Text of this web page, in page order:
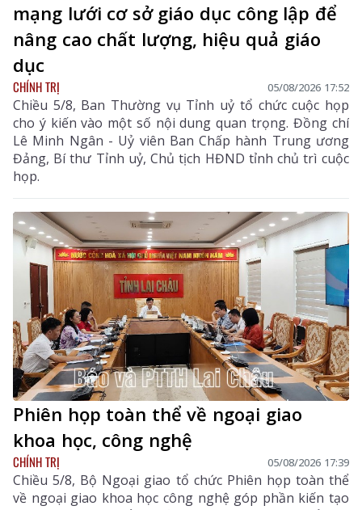
mạng lưới cơ sở giáo dục công lập để
nâng cao chất lượng, hiệu quả giáo
dục
CHÍNH TRỊ 05/08/2026 17:52
Chiều 5/8, Ban Thường vụ Tỉnh uỷ tổ chức cuộc họp
cho ý kiến vào một số nội dung quan trọng. Đồng chí
Lê Minh Ngân - Uỷ viên Ban Chấp hành Trung ương
Đảng, Bí thư Tỉnh uỷ, Chủ tịch HĐND tỉnh chủ trì cuộc
họp.
Phiên họp toàn thể về ngoại giao
khoa học, công nghệ
CHÍNH TRỊ 05/08/2026 17:39
Chiều 5/8, Bộ Ngoại giao tổ chức Phiên họp toàn thể
về ngoại giao khoa học công nghệ góp phần kiến tạo